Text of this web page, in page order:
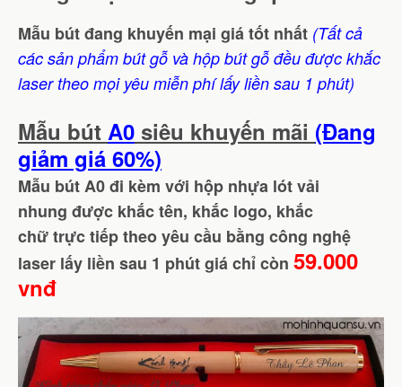
Mẫu bút đang khuyến mại giá tốt nhất (Tất cả
các sản phẩm bút gỗ và hộp bút gỗ đều được khắc
laser theo mọi yêu miễn phí lấy liền sau 1 phút)
Mẫu bút A0 siêu khuyến mãi (Đang
giảm giá 60%)
Mẫu bút A0 đi kèm với hộp nhựa lót vải
nhung được khắc tên, khắc logo, khắc
chữ trực tiếp theo yêu cầu bằng công nghệ
laser lấy liền sau 1 phút giá chỉ còn 59.000
vnđ